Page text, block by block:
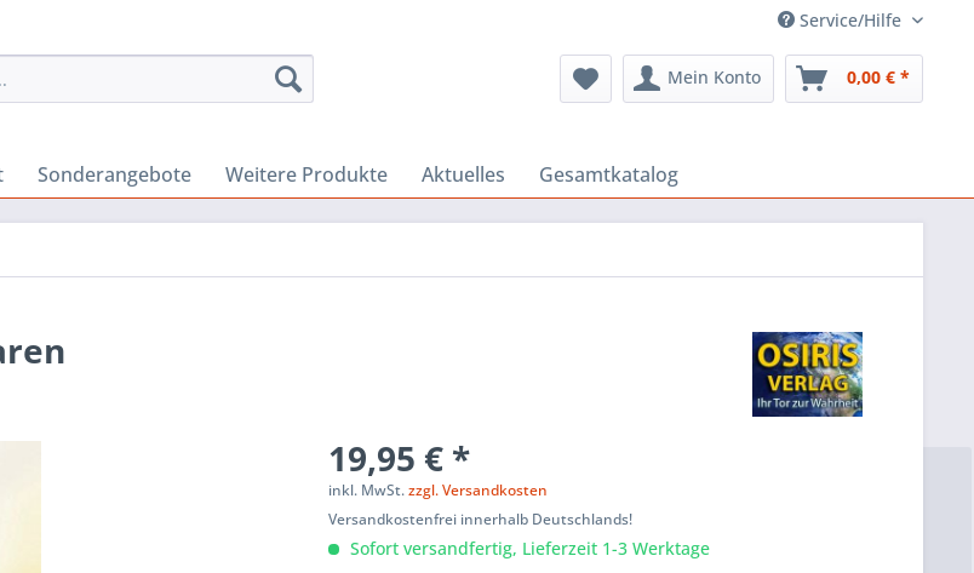
Service/Hilfe
Mein Konto 0,00 € *
Sonderangebote Weitere Produkte Aktuelles Gesamtkatalog
19,95 € *
inkl. MwSt.zzgl. Versandkosten
Versandkostenfrei innerhalb Deutschlands!
Sofort versandfertig, Lieferzeit 1-3 Werktage